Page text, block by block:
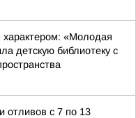
«Молодая
детскую библиотеку с
отливов с 7 по 13